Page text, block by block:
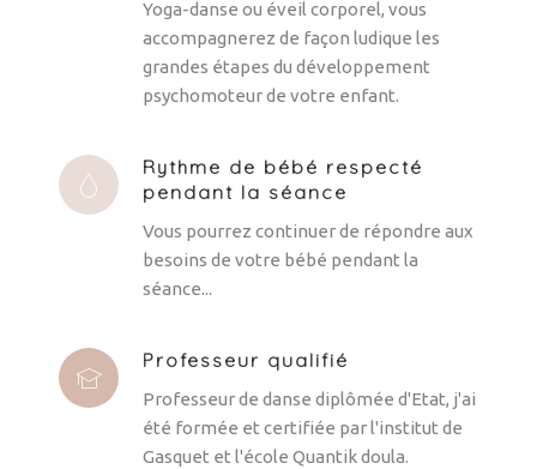
Yoga-danse ou éveil corporel, vous
accompagnerez de façon ludique les
grandes étapes du développement
psychomoteur de votre enfant.
Rythme de bébé respecté
pendant la séance
Vous pourrez continuer de répondre aux
besoins de votre bébé pendant la
séance...
Professeur qualifié
Professeur de danse diplômée d'Etat, j'ai
été formée et certifiée par l'institut de
Gasquet et l'école Quantik doula.